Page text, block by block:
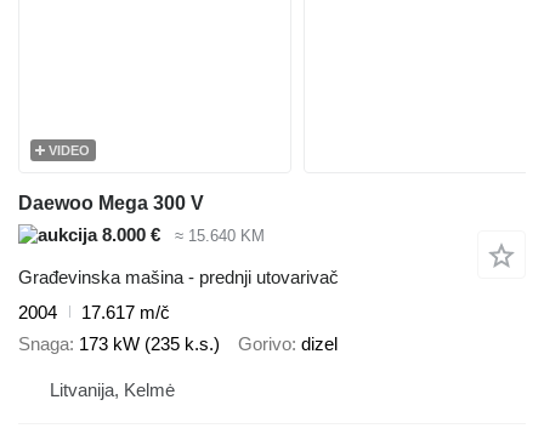
VIDEO
Daewoo Mega 300 V
8.000 €
≈ 15.640 KM
Građevinska mašina - prednji utovarivač
2004
17.617 m/č
Snaga 173 kW (235 k.s.) Gorivo dizel
Litvanija, Kelmė